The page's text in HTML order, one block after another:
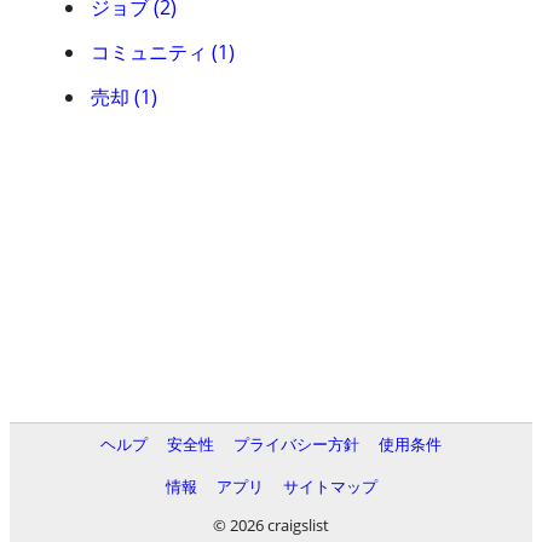
ジョブ (2)
コミュニティ (1)
売却 (1)
ヘルプ 安全性 プライバシー方針
使用条件
情報
アプリ
サイトマップ
© 2026 craigslist